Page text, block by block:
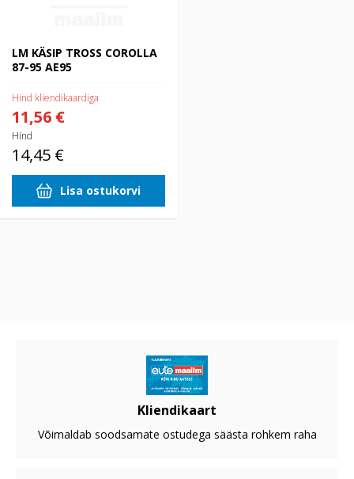
LM KÄSIP TROSS COROLLA
87-95 AE95
Hind kliendikaardiga
11,56 €
Hind
14,45 €
Lisa ostukorvi
Kliendikaart
Võimaldab soodsamate ostudega säästa rohkem raha